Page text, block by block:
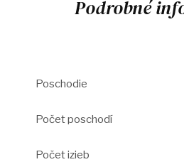
Podrobné
Poschodie
Počet poschodí
Počet izieb